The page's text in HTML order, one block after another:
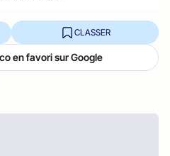
CLASSER
en favori sur Google